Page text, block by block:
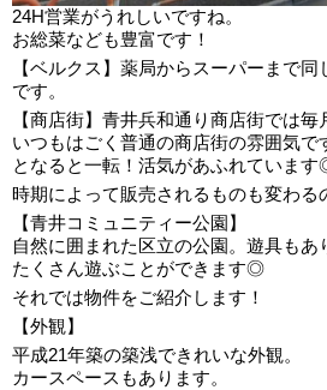
24H営業がうれしいですね。
お総菜なども豊富です！
【ベルクス】 薬局からスーパーまで同
です。
【商店街】 青井兵和通り商店街では毎
いつもはごく普通の商店街の雰囲気で
となると一転！活気があふれていま
時期によって販売されるものも変わる
【青井コミュニティー公園】
自然に囲まれた区立の公園。遊具もあ
たくさん遊ぶことができます◎
それでは物件をご紹介します！
【外観】
平成21年築の築浅できれいな外観。
カースペースもあります。